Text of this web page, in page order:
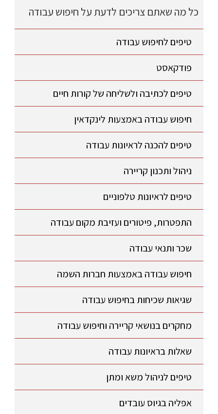
כל מה שאתם צריכים לדעת על חיפוש עבודה
טיפים לחיפוש עבודה
פודקאסט
טיפים לכתיבה ולשליחה של קורות חיים
חיפוש עבודה באמצעות לינקדאין
טיפים להכנה לראיונות עבודה
ניהול ותכנון קריירה
טיפים לראיונות טלפוניים
התפטרות, פיטורים ועזיבת מקום עבודה
שכר ותנאי עבודה
חיפוש עבודה באמצעות חברות השמה
שגיאות שכיחות בחיפוש עבודה
מחקרים בנושאי קריירה וחיפוש עבודה
שאלות בראיונות עבודה
טיפים לניהול משא ומתן
אפליה בגיוס עובדים